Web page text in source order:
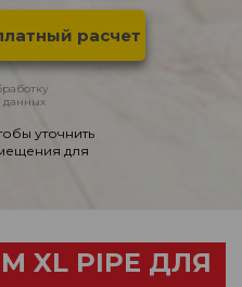
данных
уточнить
для
XL PIPE ДЛЯ